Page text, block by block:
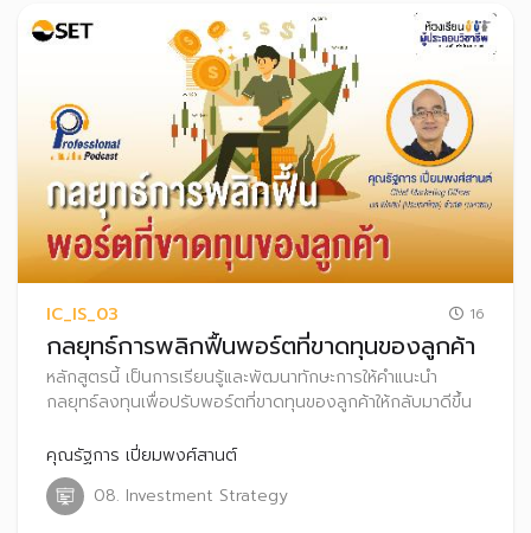
IC_IS_03 16
กลยุทธ์การพลิกฟื้นพอร์ตที่ขาดทุนของลูกค้า
หลักสูตรนี้ เป็นการเรียนรู้และพัฒนาทักษะการให้คำแนะนำ
กลยุทธ์ลงทุนเพื่อปรับพอร์ตที่ขาดทุนของลูกค้าให้กลับมาดีขึ้น
คุณรัฐการ เปี่ยมพงศ์สานต์
08. Investment Strategy